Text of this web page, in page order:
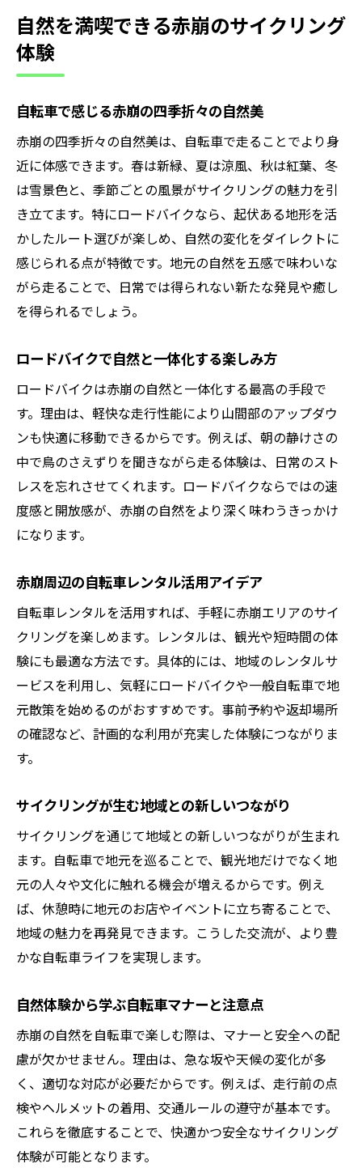
自然を満喫できる赤崩のサイクリング
体験
自転車で感じる赤崩の四季折々の自然美
赤崩の四季折々の自然美は、自転車で走ることでより身
近に体感できます。春は新緑、夏は涼風、秋は紅葉、冬
は雪景色と、季節ごとの風景がサイクリングの魅力を引
き立てます。特にロードバイクなら、起伏ある地形を活
かしたルート選びが楽しめ、自然の変化をダイレクトに
感じられる点が特徴です。地元の自然を五感で味わいな
がら走ることで、日常では得られない新たな発見や癒し
を得られるでしょう。
ロードバイクで自然と一体化する楽しみ方
ロードバイクは赤崩の自然と一体化する最高の手段で
す。理由は、軽快な走行性能により山間部のアップダウ
ンも快適に移動できるからです。例えば、朝の静けさの
中で鳥のさえずりを聞きながら走る体験は、日常のスト
レスを忘れさせてくれます。ロードバイクならではの速
度感と開放感が、赤崩の自然をより深く味わうきっかけ
になります。
赤崩周辺の自転車レンタル活用アイデア
自転車レンタルを活用すれば、手軽に赤崩エリアのサイ
クリングを楽しめます。レンタルは、観光や短時間の体
験にも最適な方法です。具体的には、地域のレンタルサ
ービスを利用し、気軽にロードバイクや一般自転車で地
元散策を始めるのがおすすめです。事前予約や返却場所
の確認など、計画的な利用が充実した体験につながりま
す。
サイクリングが生む地域との新しいつながり
サイクリングを通じて地域との新しいつながりが生まれ
ます。自転車で地元を巡ることで、観光地だけでなく地
元の人々や文化に触れる機会が増えるからです。例え
ば、休憩時に地元のお店やイベントに立ち寄ることで、
地域の魅力を再発見できます。こうした交流が、より豊
かな自転車ライフを実現します。
自然体験から学ぶ自転車マナーと注意点
赤崩の自然を自転車で楽しむ際は、マナーと安全への配
慮が欠かせません。理由は、急な坂や天候の変化が多
く、適切な対応が必要だからです。例えば、走行前の点
検やヘルメットの着用、交通ルールの遵守が基本です。
これらを徹底することで、快適かつ安全なサイクリング
体験が可能となります。